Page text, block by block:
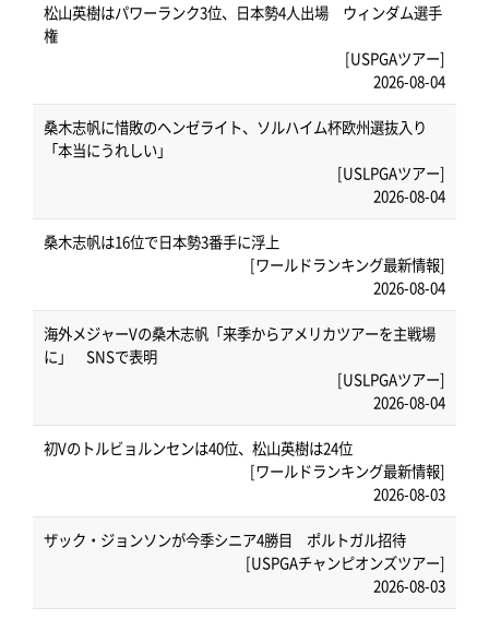
松山英樹はパワーランク3位、日本勢4人出場 ウィンダム選手
権
[USPGAツアー]
2026-08-04
桑木志帆に惜敗のヘンゼライト、ソルハイム杯欧州選抜入り
「本当にうれしい」
[USLPGAツアー]
2026-08-04
桑木志帆は16位で日本勢3番手に浮上
[ワールドランキング最新情報]
2026-08-04
海外メジャーVの桑木志帆「来季からアメリカツアーを主戦場
に」 SNSで表明
[USLPGAツアー]
2026-08-04
初Vのトルビョルンセンは40位、松山英樹は24位
[ワールドランキング最新情報]
2026-08-03
ザック・ジョンソンが今季シニア4勝目 ポルトガル招待
[USPGAチャンピオンズツアー]
2026-08-03